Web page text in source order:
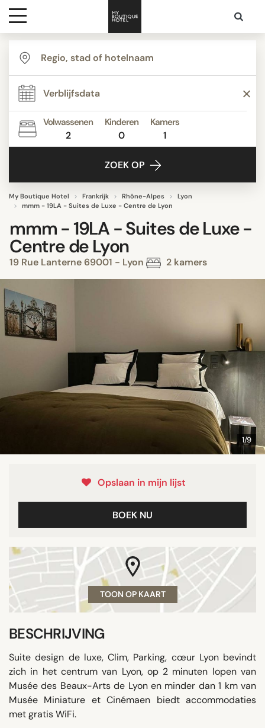
Bestemmingen
Hoteltypes
Contact
Volwassenen
2
Kinderen
0
Kamers
1
ZOEK OP
My Boutique Hotel Frankrijk Rhône-Alpes
Lyon
mmm - 19LA - Suites de Luxe - Centre de Lyon
mmm - 19LA - Suites de Luxe -
Centre de Lyon
19 Rue Lanterne 69001 - Lyon 2 kamers
1/9
Opslaan in mijn lijst
BOEK NU
TOON OP KAART
BESCHRIJVING
Suite design de luxe, Clim, Parking, cœur Lyon bevindt
zich in het centrum van Lyon, op 2 minuten lopen van
Musée des Beaux-Arts de Lyon en minder dan 1 km van
Musée Miniature et Cinémaen biedt accommodaties
met gratis WiFi.